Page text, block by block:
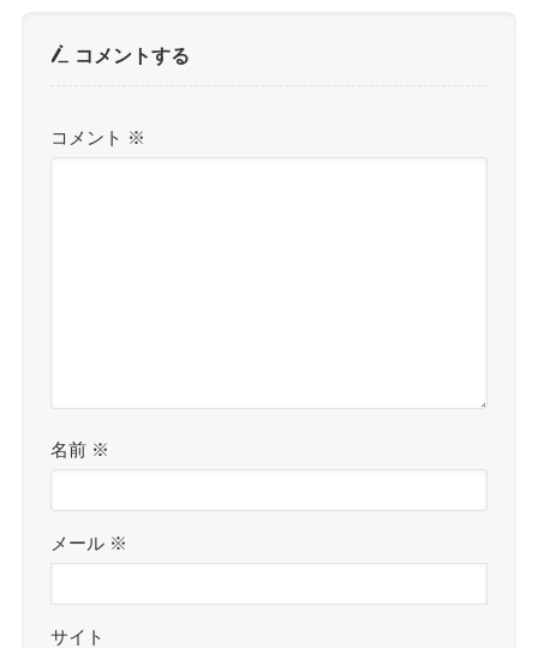
コメントする
コメント ※
名前 ※
メール ※
サイト